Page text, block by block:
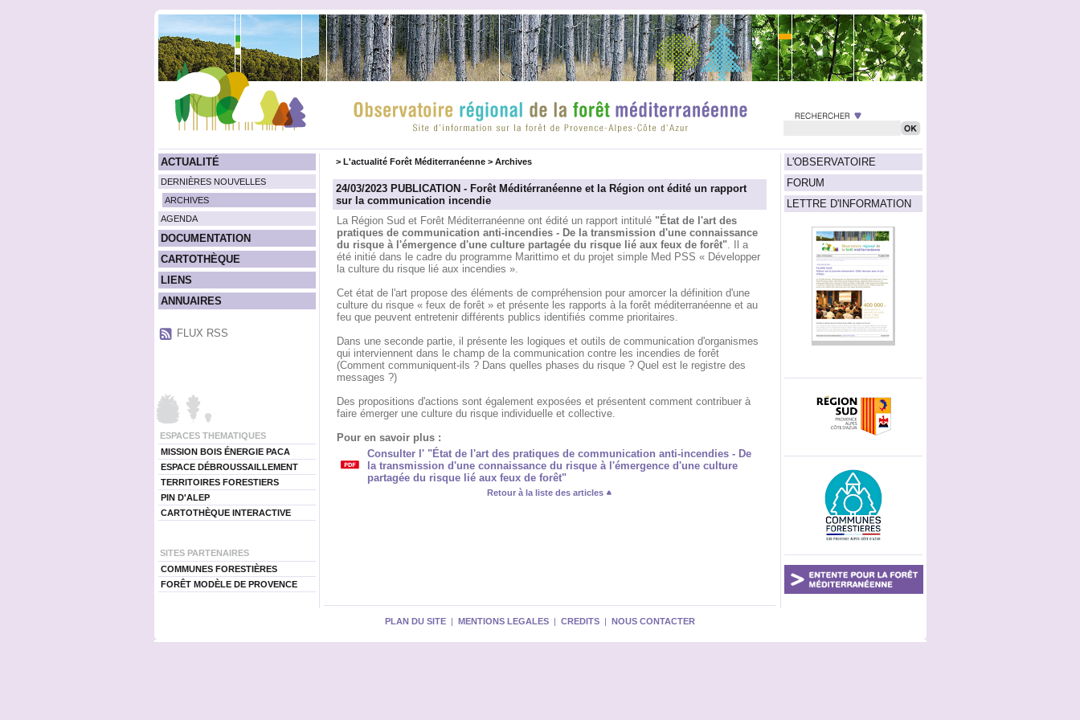
ACTUALITÉ
DERNIÈRES NOUVELLES
ARCHIVES
AGENDA
DOCUMENTATION
CARTOTHÈQUE
LIENS
ANNUAIRES
FLUX RSS
ESPACES THEMATIQUES
MISSION BOIS ÉNERGIE PACA
ESPACE DÉBROUSSAILLEMENT
TERRITOIRES FORESTIERS
PIN D'ALEP
CARTOTHÈQUE INTERACTIVE
SITES PARTENAIRES
COMMUNES FORESTIÈRES
FORÊT MODÈLE DE PROVENCE
L'OBSERVATOIRE
FORUM
LETTRE D'INFORMATION
> L'actualité Forêt Méditerranéenne> Archives
24/03/2023 PUBLICATION - Forêt Méditérranéenne et la Région ont édité un rapport
sur la communication incendie
La Région Sud et Forêt Méditerranéenne ont édité un rapport intitulé "État de l'art des
pratiques de communication anti-incendies - De la transmission d'une connaissance
du risque à l'émergence d'une culture partagée du risque lié aux feux de forêt". Il a
été initié dans le cadre du programme Marittimo et du projet simple Med PSS « Développer
la culture du risque lié aux incendies ».
Cet état de l'art propose des éléments de compréhension pour amorcer la définition d'une
culture du risque « feux de forêt » et présente les rapports à la forêt méditerranéenne et au
feu que peuvent entretenir différents publics identifiés comme prioritaires.
Dans une seconde partie, il présente les logiques et outils de communication d'organismes
qui interviennent dans le champ de la communication contre les incendies de forêt
(Comment communiquent-ils ? Dans quelles phases du risque ? Quel est le registre des
messages ?)
Des propositions d'actions sont également exposées et présentent comment contribuer à
faire émerger une culture du risque individuelle et collective.
Pour en savoir plus :
Consulter l' "État de l'art des pratiques de communication anti-incendies - De
la transmission d'une connaissance du risque à l'émergence d'une culture
partagée du risque lié aux feux de forêt"
Retour à la liste des articles
PLAN DU SITE | MENTIONS LEGALES | CREDITS | NOUS CONTACTER